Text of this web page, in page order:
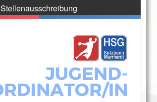
Stellenausschreibung